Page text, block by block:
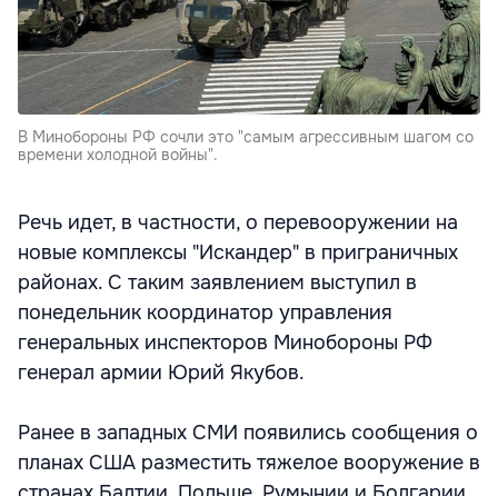
В Минобороны РФ сочли это "самым агрессивным шагом со
времени холодной войны".
Речь идет, в частности, о перевооружении на
новые комплексы "Искандер" в приграничных
районах. С таким заявлением выступил в
понедельник координатор управления
генеральных инспекторов Минобороны РФ
генерал армии Юрий Якубов.
Ранее в западных СМИ появились сообщения о
планах США разместить тяжелое вооружение в